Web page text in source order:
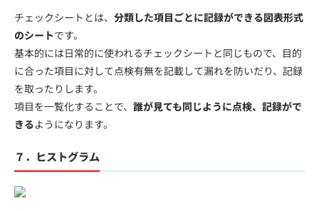
チェックシートとは、 分類した項目ごとに記録ができる図表形式
のシートです。
基本的には日常的に使われるチェックシートと同じもので、目的
に合った項目に対して点検有無を記載して漏れを防いだり、記録
を取ったりします。
項目を一覧化することで、 誰が見ても同じように点検、記録がで
きるようになります。
７．ヒストグラム